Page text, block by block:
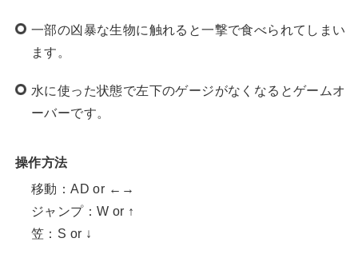
一部の凶暴な生物に触れると一撃で食べられてしまい
ます。
水に使った状態で左下のゲージがなくなるとゲームオ
ーバーです。
操作方法
移動：AD or ←→
ジャンプ：W or ↑
笠：S or ↓